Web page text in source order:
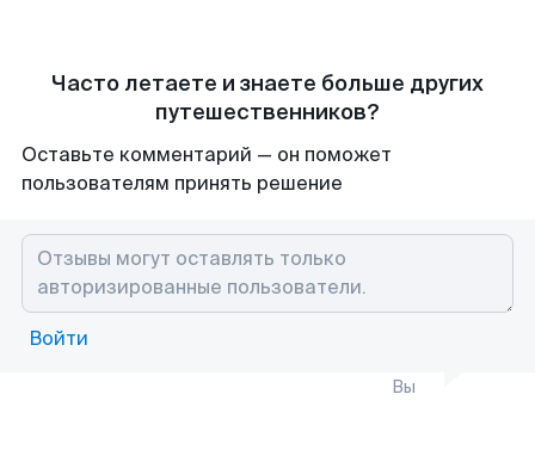
Часто летаете и знаете больше других
путешественников?
Оставьте комментарий — он поможет
пользователям принять решение
Войти
Вы